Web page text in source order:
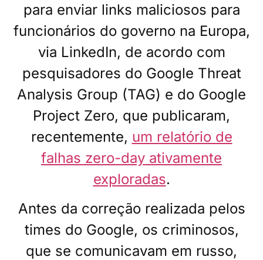
para enviar links maliciosos para
funcionários do governo na Europa,
via LinkedIn, de acordo com
pesquisadores do Google Threat
Analysis Group (TAG) e do Google
Project Zero, que publicaram,
recentemente, um relatório de
falhas zero-day ativamente
exploradas.
Antes da correção realizada pelos
times do Google, os criminosos,
que se comunicavam em russo,